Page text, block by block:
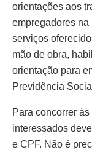
orientações aos
empregadores
serviços
mão de obra,
orientação para
Previdência
Para concorrer
interessados
e CPF. Não é